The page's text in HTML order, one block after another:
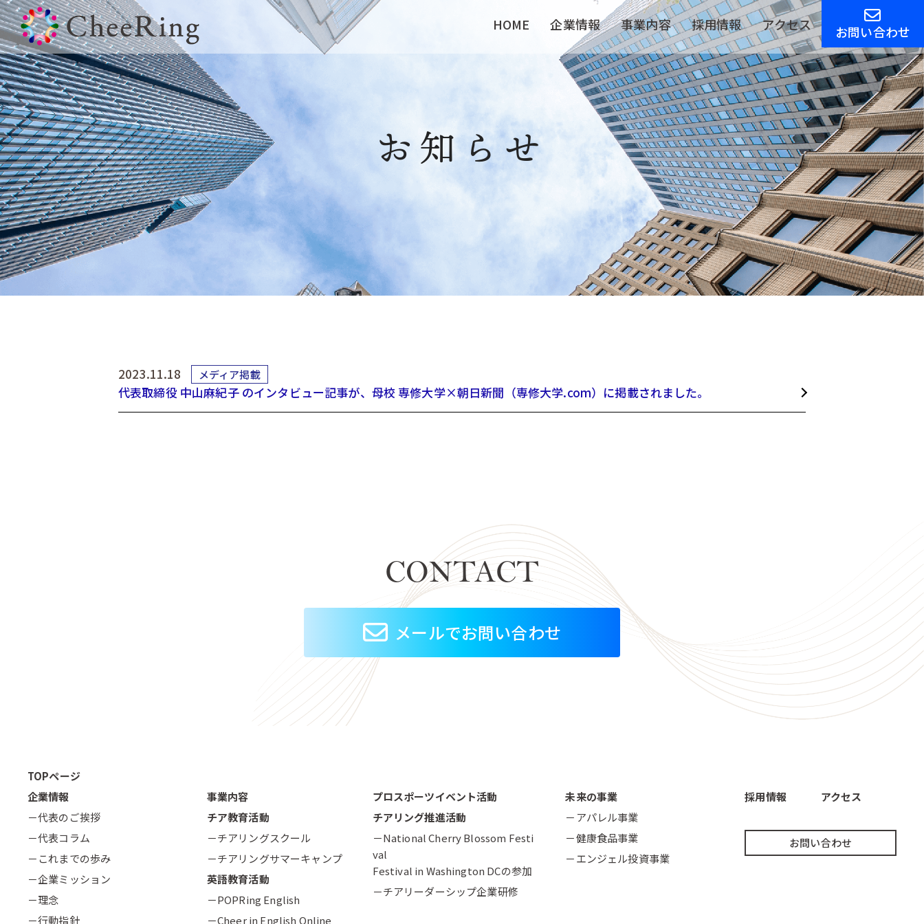
HOME 企業情報 事業内容 採用情報 アクセス お問い合わせ
お知らせ
2023.11.18 メディア掲載
代表取締役 中山麻紀子 のインタビュー記事が、母校 専修大学×朝日新聞（専修大学.com）に掲載されました。
CONTACT
メールでお問い合わせ
TOPページ
企業情報
－代表のご挨拶
－代表コラム
－これまでの歩み
－企業ミッション
－理念
－行動指針
事業内容
チア教育活動
－チアリングスクール
－チアリングサマーキャンプ
英語教育活動
－POPRing English
－Cheer in English Online
プロスポーツイベント活動
チアリング推進活動
－National Cherry Blossom Festi
val
Festival in Washington DCの参加
－チアリーダーシップ企業研修
未来の事業
－アパレル事業
－健康食品事業
－エンジェル投資事業
採用情報 アクセス
お問い合わせ